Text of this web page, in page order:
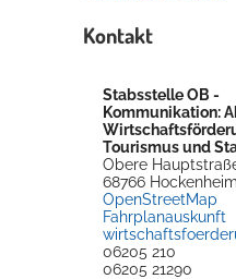
Rathaus
Service
Kontakt
Stabsstelle OB -
Kommunikation:
Tourismus und
Obere
68766 Hockenheim
OpenStreetMap
Fahrplanauskunft
06205 210
06205 21290